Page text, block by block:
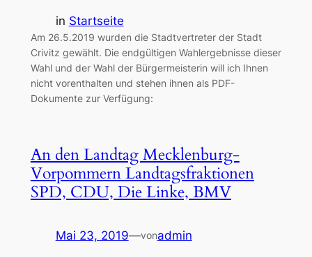
in Startseite
Am 26.5.2019 wurden die Stadtvertreter der Stadt
Crivitz gewählt. Die endgültigen Wahlergebnisse dieser
Wahl und der Wahl der Bürgermeisterin will ich Ihnen
nicht vorenthalten und stehen ihnen als PDF-
Dokumente zur Verfügung:
An den Landtag Mecklenburg-
Vorpommern Landtagsfraktionen
SPD, CDU, Die Linke, BMV
Mai 23, 2019—vonadmin